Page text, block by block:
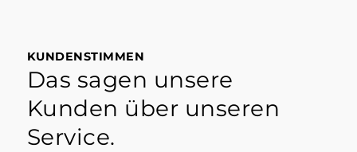
KUNDENSTIMMEN
Das sagen unsere
Kunden über unseren
Service.